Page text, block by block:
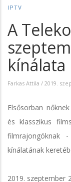
IPTV
A
kínálata
Farkas Attila / 2019.
Elsősorban
és klasszikus
filmrajongóknak
kínálatának
2019. szeptember